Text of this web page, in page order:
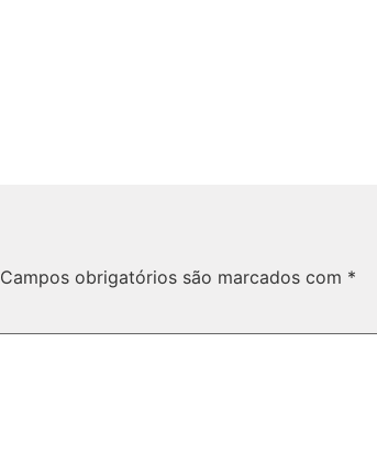
Campos obrigatórios são marcados com *